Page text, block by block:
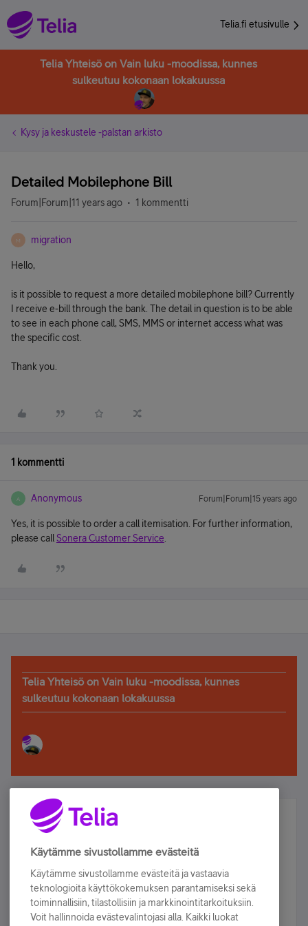
Telia.fi etusivulle
Telia Yhteisö on Vain luku -moodissa, kunnes
sulkeutuu kokonaan lokakuussa
Kysy ja keskustele -palstan arkisto
Detailed Mobilephone Bill
Forum|Forum|11 years ago 1 kommentti
M migration
Hello,
is it possible to request a more detailed mobilephone bill? Currently
I receive e-bill through the bank. The detail in question is to be able
to see in each phone call, SMS, MMS or internet access what was
the specific cost.
Thank you.
1 kommentti
A Anonymous Forum|Forum|15 years ago
Yes, it is possible to order a call itemisation. For further information,
please call Sonera Customer Service
Telia Yhteisö on Vain luku -moodissa, kunnes
sulkeutuu kokonaan lokakuussa
Älä jää paitsi – osallistu ja voita!
Tilaa Telian uutiskirje ja olet mukana arvonnassa.
sähköpostiisi.
Tilaa nyt
Käytämme sivustollamme evästeitä
Käytämme sivustollamme evästeitä ja vastaavia
teknologioita käyttökokemuksen parantamiseksi sekä
toiminnallisiin, tilastollisiin ja markkinointitarkoituksiin.
Voit hallinnoida evästevalintojasi alla. Kaikki luokat